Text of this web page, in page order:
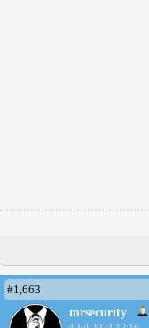
#1,663
mrsecurity